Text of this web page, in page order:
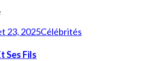
23, 2025Célébrités
Ses Fils